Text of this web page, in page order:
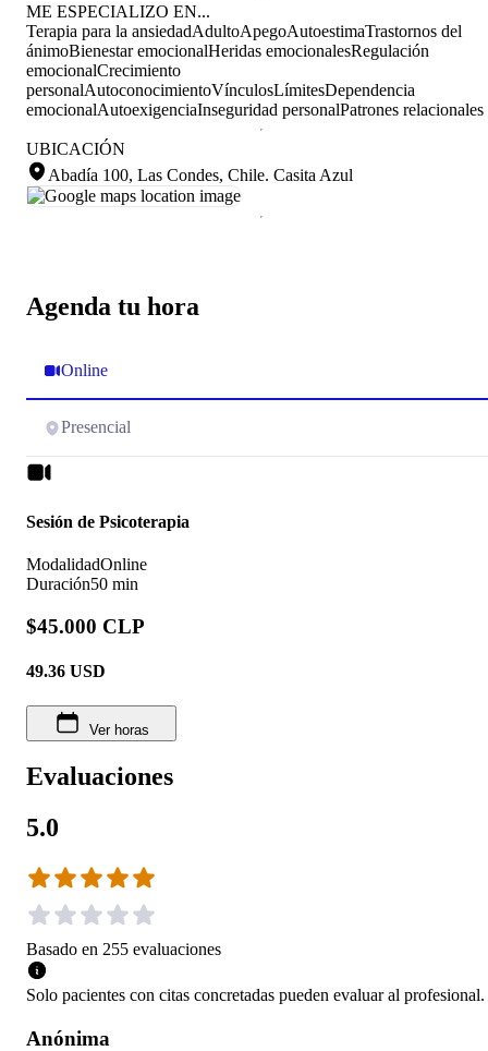
Agenda tu hora
Online
Presencial
Sesión de Psicoterapia
ModalidadOnline
Duración50 min
$45.000 CLP
49.36 USD
Ver horas
Evaluaciones
5.0
Basado en 255 evaluaciones
Solo pacientes con citas concretadas pueden evaluar al profesional.
Anónima
ME ESPECIALIZO EN...
Terapia para la ansiedadAdultoApegoAutoestimaTrastornos del
ánimoBienestar emocionalHeridas emocionalesRegulación
emocionalCrecimiento
personalAutoconocimientoVínculosLímitesDependencia
emocionalAutoexigenciaInseguridad personalPatrones relacionales
UBICACIÓN
Abadía 100, Las Condes, Chile. Casita Azul